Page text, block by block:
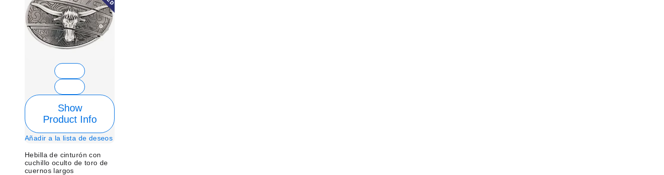
Show
Product Info
Añadir a la lista de deseos
Hebilla de cinturón con
cuchillo oculto de toro de
cuernos largos